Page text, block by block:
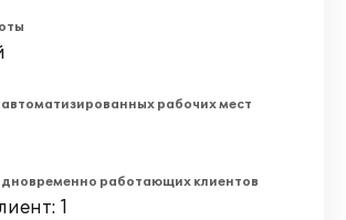
рабочих мест
работающих клиентов
1